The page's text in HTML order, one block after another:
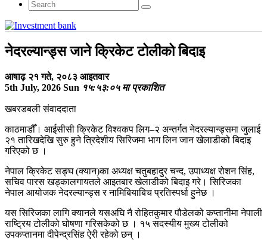
नेदरल्यान्ड्स जाने क्रिकेट टोलीको बिदाइ
आषाढ़ २१ गते, २०८३ आइतवार
5th July, 2026 Sun १५:५३:०५ मा प्रकाशित
खबरडबली संवाददाता
काठमाडौँ। आईसीसी क्रिकेट विश्वकप लिग–२ अन्तर्गत नेदरल्यान्ड्समा जुलाई
२१ तारिखदेखि सुरु हुने त्रिदेशीय सिरिजमा भाग लिन जान खेलाडीको बिदाइ
गरिएको छ ।
नेपाल क्रिकेट सङ्घ (क्यान)का अध्यक्ष चतुबहादुर चन्द, उपाध्यक्ष रोशन सिंह,
सचिव पारस खड्कालगायतले आइतबार खेलाडीको बिदाइ गरे। सिरिजका
नेपाल आयोजक नेदरल्यान्ड्स र नामिबियाबिच प्रतिस्पर्धा हुनेछ ।
यस सिरिजका लागि क्यानले यसअघि नै रोहितकुमार पौडेलको कप्तानीमा नेपाली
राष्ट्रिय टोलीको घोषणा गरिसकेको छ । १५ सदस्यीय मुख्य टोलीको
उपकप्तानमा दीपेन्द्रसिंह ऐरी रहेको छन् ।